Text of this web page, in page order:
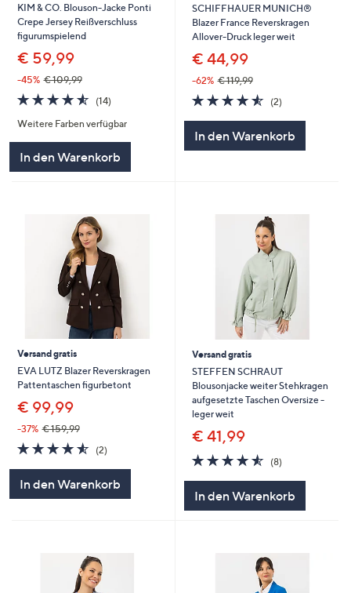
KIM & CO. Blouson-Jacke Ponti
Crepe Jersey Reißverschluss
figurumspielend
€ 59,99
-45% € 109,99
4.5
von
5
(14)
Weitere Farben verfügbar
In den Warenkorb
SCHIFFHAUER MUNICH®
Blazer France Reverskragen
Allover-Druck leger weit
€ 44,99
-62% € 119,99
4.5
von
5
(2)
In den Warenkorb
Versand gratis
EVA LUTZ Blazer Reverskragen
Pattentaschen figurbetont
€ 99,99
-37% € 159,99
4.5
von
(2)
In den Warenkorb
Versand gratis
STEFFEN SCHRAUT
Blousonjacke weiter Stehkragen
aufgesetzte Taschen Oversize -
leger weit
€ 41,99
4.5
von
(8)
In den Warenkorb